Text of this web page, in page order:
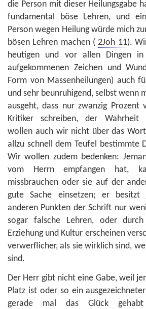
die Person mit dieser Heilungsgabe
fundamental böse Lehren, und
Person wegen Heilung würde mich
bösen Lehren machen (2Joh 11).
heutigen und vor allen Dingen
aufgekommenen Zeichen und
Form von Massenheilungen) auch
und sehr beunruhigend, selbst wenn
ausgeht, dass nur zwanzig Prozent
Kritiker schreiben, der Wahrheit
wollen auch wir nicht über das
allzu schnell dem Teufel bestimmte
Wir wollen zudem bedenken:
vom Herrn empfangen hat,
missbrauchen oder sie auf der
gute Sache einsetzen; er
anderen Punkten der Schrift nur
sogar falsche Lehren, oder
Erziehung und Kultur erscheinen
verwerflicher, als sie wirklich sind,
sind.
Der Herr gibt nicht eine Gabe, weil
Platz ist oder so ein
gerade mal das Glück